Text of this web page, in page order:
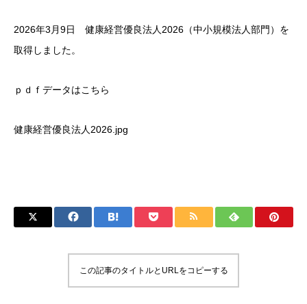
2026年3月9日 健康経営優良法人2026（中小規模法人部門）を
取得しました。
ｐｄｆデータはこちら
健康経営優良法人2026.jpg
この記事のタイトルとURLをコピーする